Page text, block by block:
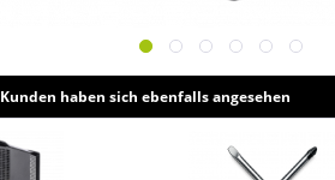
Kunden haben sich ebenfalls angesehen